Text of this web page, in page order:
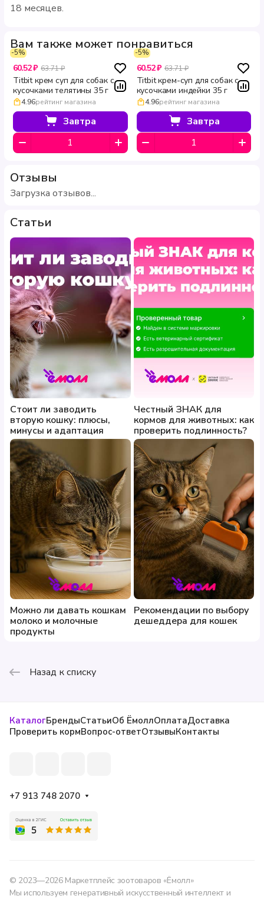
18 месяцев.
Вам также может понравиться
-5%
60.52 ₽ 63.71 ₽
Titbit крем суп для собак с
кусочками телятины 35 г
4.96рейтинг магазина
Завтра
-5%
60.52 ₽ 63.71 ₽
Titbit крем-суп для собак с
кусочками индейки 35 г
4.96рейтинг магазина
Завтра
Отзывы
Загрузка отзывов...
Статьи
Стоит ли заводить
вторую кошку: плюсы,
минусы и адаптация
Честный ЗНАК для
кормов для животных: как
проверить подлинность?
Можно ли давать кошкам
молоко и молочные
продукты
Рекомендации по выбору
дешеддера для кошек
Назад к списку
КаталогБрендыСтатьиОб ЁмоллОплатаДоставка
Проверить кормВопрос-ответОтзывыКонтакты
+7 913 748 2070
© 2023—2026 Маркетплейс зоотоваров «Ёмолл»
Мы используем генеративный искусственный интеллект и